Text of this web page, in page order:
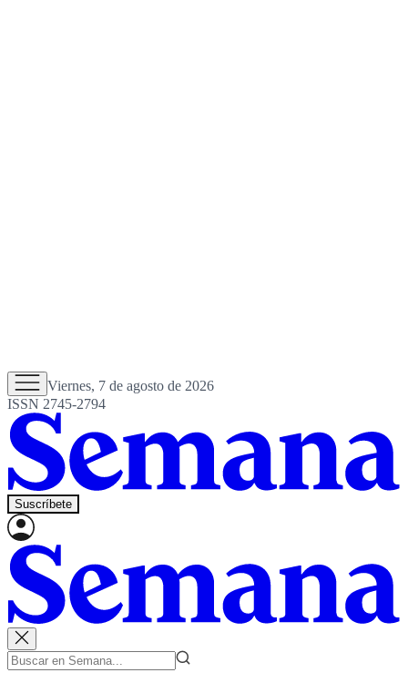
Viernes, 7 de agosto de 2026
ISSN 2745-2794
Suscríbete